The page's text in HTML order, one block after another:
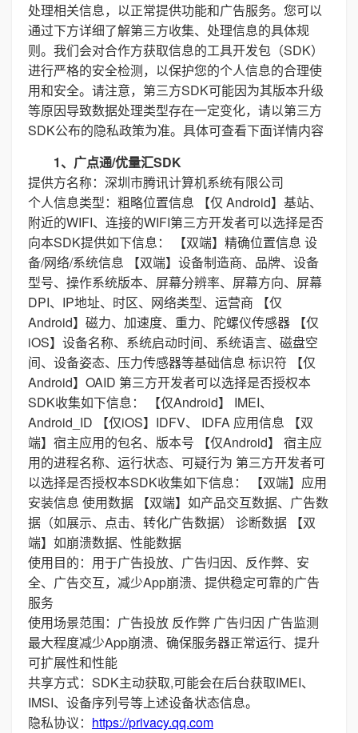
处理相关信息，以正常提供功能和广告服务。您可以
通过下方详细了解第三方收集、处理信息的具体规
则。我们会对合作方获取信息的工具开发包（SDK）
进行严格的安全检测，以保护您的个人信息的合理使
用和安全。请注意，第三方SDK可能因为其版本升级
等原因导致数据处理类型存在一定变化，请以第三方
SDK公布的隐私政策为准。具体可查看下面详情内容
1、广点通/优量汇SDK
提供方名称：深圳市腾讯计算机系统有限公司
个人信息类型：粗略位置信息 【仅 Android】基站、
附近的WIFI、连接的WIFI第三方开发者可以选择是否
向本SDK提供如下信息： 【双端】精确位置信息 设
备/网络/系统信息 【双端】设备制造商、品牌、设备
型号、操作系统版本、屏幕分辨率、屏幕方向、屏幕
DPI、IP地址、时区、网络类型、运营商 【仅
Android】磁力、加速度、重力、陀螺仪传感器 【仅
iOS】设备名称、系统启动时间、系统语言、磁盘空
间、设备姿态、压力传感器等基础信息 标识符 【仅
Android】OAID 第三方开发者可以选择是否授权本
SDK收集如下信息： 【仅Android】 IMEI、
Android_ID 【仅iOS】IDFV、 IDFA 应用信息 【双
端】宿主应用的包名、版本号 【仅Android】 宿主应
用的进程名称、运行状态、可疑行为 第三方开发者可
以选择是否授权本SDK收集如下信息： 【双端】应用
安装信息 使用数据 【双端】如产品交互数据、广告数
据（如展示、点击、转化广告数据） 诊断数据 【双
端】如崩溃数据、性能数据
使用目的：用于广告投放、广告归因、反作弊、安
全、广告交互，减少App崩溃、提供稳定可靠的广告
服务
使用场景范围：广告投放 反作弊 广告归因 广告监测
最大程度减少App崩溃、确保服务器正常运行、提升
可扩展性和性能
共享方式：SDK主动获取,可能会在后台获取IMEI、
IMSI、设备序列号等上述设备状态信息。
隐私协议： https://privacy.qq.com